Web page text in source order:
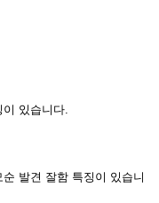
있습니다.
발견 잘함 특징이 있습니